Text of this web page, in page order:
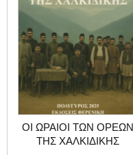
ΟΙ ΩΡΑΙΟΙ ΤΩΝ ΟΡΕΩΝ
ΤΗΣ ΧΑΛΚΙΔΙΚΗΣ